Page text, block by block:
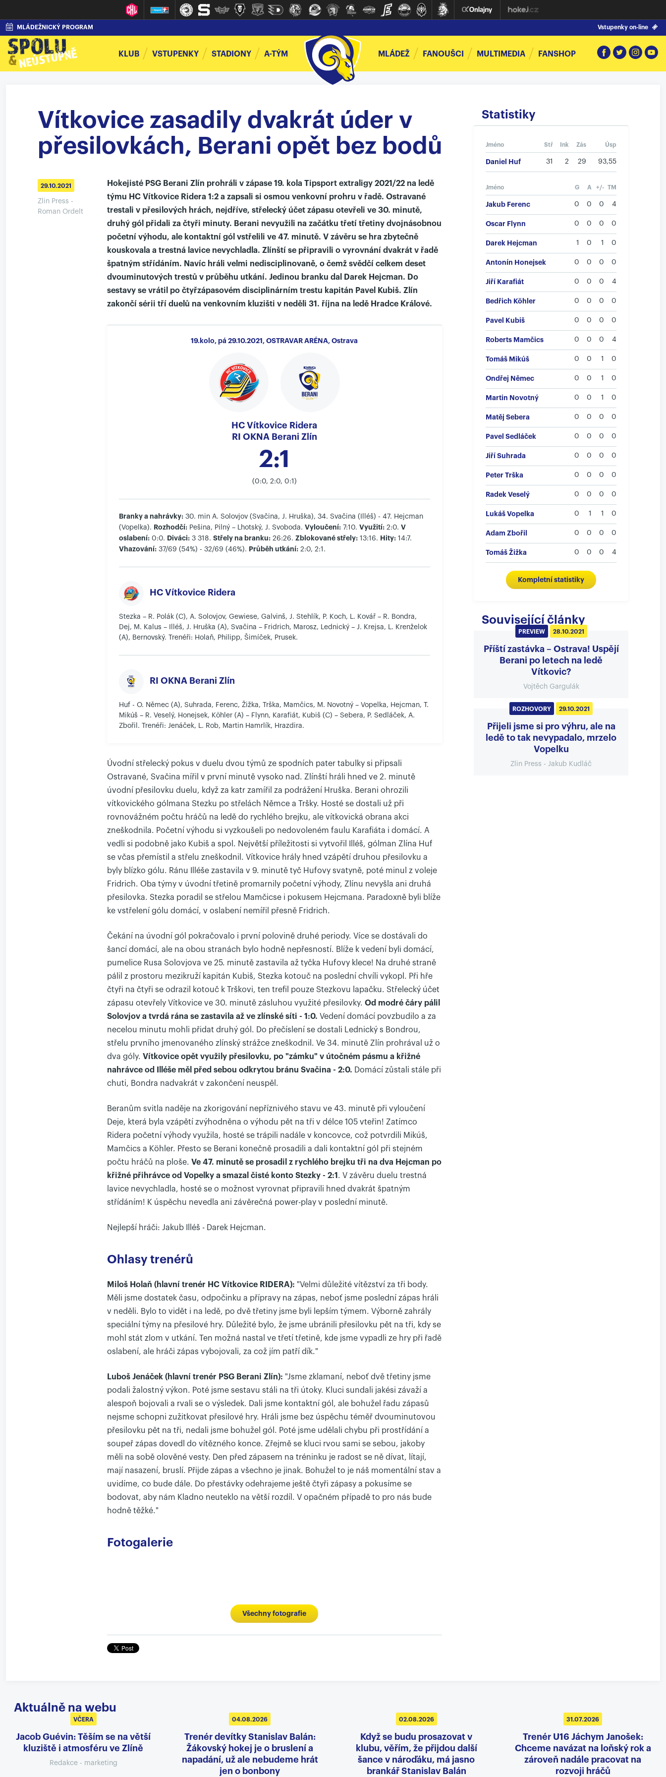
MLÁDEŽNICKÝ PROGRAM Vstupenky on-line
KLUB VSTUPENKY STADIONY A-TÝM MLÁDEŽ FANOUŠCI MULTIMEDIA FANSHOP
Vítkovice zasadily dvakrát úder v
přesilovkách, Berani opět bez bodů
29.10.2021
Zlin Press -
Roman Ordelt
Hokejisté PSG Berani Zlín prohráli v zápase 19. kola Tipsport extraligy 2021/22 na ledě
týmu HC Vítkovice Ridera 1:2 a zapsali si osmou venkovní prohru v řadě. Ostravané
trestali v přesilových hrách, nejdříve, střelecký účet zápasu otevřeli ve 30. minutě,
druhý gól přidali za čtyři minuty. Berani nevyužili na začátku třetí třetiny dvojnásobnou
početní výhodu, ale kontaktní gól vstřelili ve 47. minutě. V závěru se hra zbytečně
kouskovala a trestná lavice nevychladla. Zlínští se připravili o vyrovnání dvakrát v řadě
špatným střídáním. Navíc hráli velmi nedisciplinovaně, o čemž svědčí celkem deset
dvouminutových trestů v průběhu utkání. Jedinou branku dal Darek Hejcman. Do
sestavy se vrátil po čtyřzápasovém disciplinárním trestu kapitán Pavel Kubiš. Zlín
zakončí sérii tří duelů na venkovním kluzišti v neděli 31. října na ledě Hradce Králové.
19.kolo, pá 29.10.2021, OSTRAVAR ARÉNA, Ostrava
HC Vítkovice Ridera
RI OKNA Berani Zlín
2:1
(0:0, 2:0, 0:1)
Branky a nahrávky:30. min A. Solovjov (Svačina, J. Hruška), 34. Svačina (Illéš) - 47. Hejcman
(Vopelka). Rozhodčí:Pešina, Pilný – Lhotský, J. Svoboda. Vyloučení:7:10. Využití:2:0. V
oslabení:0:0. Diváci:3 318. Střely na branku:26:26. Zblokované střely:13:16. Hity:14:7.
Vhazování:37/69 (54%) - 32/69 (46%). Průběh utkání:2:0, 2:1.
HC Vítkovice Ridera
Stezka – R. Polák (C), A. Solovjov, Gewiese, Galvinš, J. Stehlík, P. Koch, L. Kovář – R. Bondra,
Dej, M. Kalus – Illéš, J. Hruška (A), Svačina – Fridrich, Marosz, Lednický – J. Krejsa, L. Krenželok
(A), Bernovský. Trenéři: Holaň, Philipp, Šimíček, Prusek.
RI OKNA Berani Zlín
Huf - O. Němec (A), Suhrada, Ferenc, Žižka, Trška, Mamčics, M. Novotný – Vopelka, Hejcman, T.
Mikúš – R. Veselý, Honejsek, Köhler (A) – Flynn, Karafiát, Kubiš (C) – Sebera, P. Sedláček, A.
Zbořil. Trenéři: Jenáček, L. Rob, Martin Hamrlík, Hrazdira.
Úvodní střelecký pokus v duelu dvou týmů ze spodních pater tabulky si připsali
Ostravané, Svačina mířil v první minutě vysoko nad. Zlínští hráli hned ve 2. minutě
úvodní přesilovku duelu, když za katr zamířil za podrážení Hruška. Berani ohrozili
vítkovického gólmana Stezku po střelách Němce a Tršky. Hosté se dostali už při
rovnovážném počtu hráčů na ledě do rychlého brejku, ale vítkovická obrana akci
zneškodnila. Početní výhodu si vyzkoušeli po nedovoleném faulu Karafiáta i domácí. A
vedli si podobně jako Kubiš a spol. Největší příležitosti si vytvořil Illéš, gólman Zlína Huf
se včas přemístil a střelu zneškodnil. Vítkovice hrály hned vzápětí druhou přesilovku a
byly blízko gólu. Ránu Illéše zastavila v 9. minutě tyč Hufovy svatyně, poté minul z voleje
Fridrich. Oba týmy v úvodní třetině promarnily početní výhody, Zlínu nevyšla ani druhá
přesilovka. Stezka poradil se střelou Mamčicse i pokusem Hejcmana. Paradoxně byli blíže
ke vstřelení gólu domácí, v oslabení nemířil přesně Fridrich.
Čekání na úvodní gól pokračovalo i první polovině druhé periody. Více se dostávali do
šancí domácí, ale na obou stranách bylo hodně nepřesností. Blíže k vedení byli domácí,
pumelice Rusa Solovjova ve 25. minutě zastavila až tyčka Hufovy klece! Na druhé straně
pálil z prostoru mezikruží kapitán Kubiš, Stezka kotouč na poslední chvíli vykopl. Při hře
čtyři na čtyři se odrazil kotouč k Trškovi, ten trefil pouze Stezkovu lapačku. Střelecký účet
zápasu otevřely Vítkovice ve 30. minutě zásluhou využité přesilovky. Od modré čáry pálil
Solovjov a tvrdá rána se zastavila až ve zlínské síti - 1:0. Vedení domácí povzbudilo a za
necelou minutu mohli přidat druhý gól. Do přečíslení se dostali Lednický s Bondrou,
střelu prvního jmenovaného zlínský strážce zneškodnil. Ve 34. minutě Zlín prohrával už o
dva góly. Vítkovice opět využily přesilovku, po "zámku" v útočném pásmu a křižné
nahrávce od Illéše měl před sebou odkrytou bránu Svačina - 2:0. Domácí zůstali stále při
chuti, Bondra nadvakrát v zakončení neuspěl.
Beranům svitla naděje na zkorigování nepříznivého stavu ve 43. minutě při vyloučení
Deje, která byla vzápětí zvýhodněna o výhodu pět na tři v délce 105 vteřin! Zatímco
Ridera početní výhody využila, hosté se trápili nadále v koncovce, což potvrdili Mikúš,
Mamčics a Köhler. Přesto se Berani konečně prosadili a dali kontaktní gól při stejném
počtu hráčů na ploše. Ve 47. minutě se prosadil z rychlého brejku tři na dva Hejcman po
křižné přihrávce od Vopelky a smazal čisté konto Stezky - 2:1 . V závěru duelu trestná
lavice nevychladla, hosté se o možnost vyrovnat připravili hned dvakrát špatným
střídáním! K úspěchu nevedla ani závěrečná power-play v poslední minutě.
Nejlepší hráči: Jakub Illéš - Darek Hejcman.
Ohlasy trenérů
Miloš Holaň (hlavní trenér HC Vítkovice RIDERA): "Velmi důležité vítězství za tři body.
Měli jsme dostatek času, odpočinku a přípravy na zápas, neboť jsme poslední zápas hráli
v neděli. Bylo to vidět i na ledě, po dvě třetiny jsme byli lepším týmem. Výborně zahrály
speciální týmy na přesilové hry. Důležité bylo, že jsme ubránili přesilovku pět na tři, kdy se
mohl stát zlom v utkání. Ten možná nastal ve třetí třetině, kde jsme vypadli ze hry při řadě
oslabení, ale hráči zápas vybojovali, za což jím patří dík."
Luboš Jenáček (hlavní trenér PSG Berani Zlín): "Jsme zklamaní, neboť dvě třetiny jsme
podali žalostný výkon. Poté jsme sestavu stáli na tři útoky. Kluci sundali jakési závaží a
alespoň bojovali a rvali se o výsledek. Dali jsme kontaktní gól, ale bohužel řadu zápasů
nejsme schopni zužitkovat přesilové hry. Hráli jsme bez úspěchu téměř dvouminutovou
přesilovku pět na tři, nedali jsme bohužel gól. Poté jsme udělali chybu při prostřídání a
soupeř zápas dovedl do vítězného konce. Zřejmě se kluci rvou sami se sebou, jakoby
měli na sobě olověné vesty. Den před zápasem na tréninku je radost se ně dívat, lítají,
mají nasazení, bruslí. Přijde zápas a všechno je jinak. Bohužel to je náš momentální stav a
uvidíme, co bude dále. Do přestávky odehrajeme ještě čtyři zápasy a pokusíme se
bodovat, aby nám Kladno neuteklo na větší rozdíl. V opačném případě to pro nás bude
hodně těžké."
Fotogalerie
Všechny fotografie
Statistiky
Jméno Stř Ink Zás Úsp
Daniel Huf 31 2 29 93,55
Jméno G A +/- TM
Jakub Ferenc 0 0 0 4
Oscar Flynn 0 0 0 0
Darek Hejcman 1 0 1 0
Antonín Honejsek 0 0 0 0
Jiří Karafiát 0 0 0 4
Bedřich Köhler 0 0 0 0
Pavel Kubiš 0 0 0 0
Roberts Mamčics 0 0 0 4
Tomáš Mikúš 0 0 1 0
Ondřej Němec 0 0 1 0
Martin Novotný 0 0 1 0
Matěj Sebera 0 0 0 0
Pavel Sedláček 0 0 0 0
Jiří Suhrada 0 0 0 0
Peter Trška 0 0 0 0
Radek Veselý 0 0 0 0
Lukáš Vopelka 0 1 1 0
Adam Zbořil 0 0 0 0
Tomáš Žižka 0 0 0 4
Kompletní statistiky
Související články
PREVIEW 28.10.2021
Příští zastávka – Ostrava! Uspějí
Berani po letech na ledě
Vítkovic?
Vojtěch Gargulák
ROZHOVORY 29.10.2021
Přijeli jsme si pro výhru, ale na
ledě to tak nevypadalo, mrzelo
Vopelku
Zlin Press - Jakub Kudláč
Aktuálně na webu
VČERA
Jacob Guévin: Těším se na větší
kluziště i atmosféru ve Zlíně
Redakce - marketing
04.08.2026
Trenér devítky Stanislav Balán:
Žákovský hokej je o bruslení a
napadání, už ale nebudeme hrát
jen o bonbony
02.08.2026
Když se budu prosazovat v
klubu, věřím, že přijdou další
šance v nároďáku, má jasno
brankář Stanislav Balán
31.07.2026
Trenér U16 Jáchym Janošek:
Chceme navázat na loňský rok a
zároveň nadále pracovat na
rozvoji hráčů